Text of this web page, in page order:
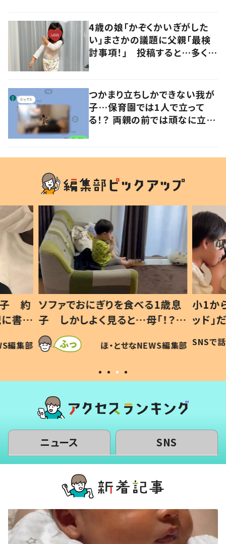
4歳の娘「かぞくかいぎがした
い」まさかの議題に父親「最検
討事項！」 投稿すると…多くの
つかまり立ちしかできない我が
子…保育園では1人で立って
る！？ 両親の前では頑なに立た
歳息
？」
編集部
小1から不登校、息子は「ギフテ
ッド」だった 父が“ウチ給食”を
作り続ける理由とは #令和の親
#令和の子
SNSで話題 ほ・とせなNEWS編集部
ひ孫
が、抱
「涙
い」
ニュース SNS